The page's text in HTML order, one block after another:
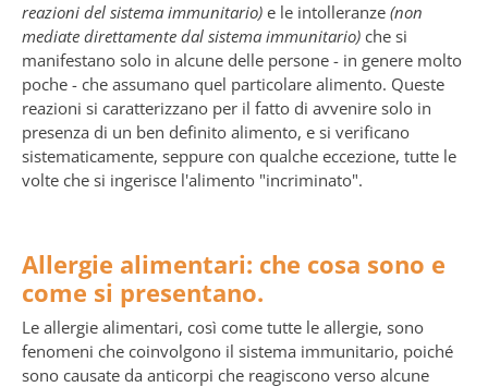
reazioni del sistema immunitario) e le intolleranze (non
mediate direttamente dal sistema immunitario) che si
manifestano solo in alcune delle persone - in genere molto
poche - che assumano quel particolare alimento. Queste
reazioni si caratterizzano per il fatto di avvenire solo in
presenza di un ben definito alimento, e si verificano
sistematicamente, seppure con qualche eccezione, tutte le
volte che si ingerisce l'alimento "incriminato".
Allergie alimentari: che cosa sono e
come si presentano.
Le allergie alimentari, così come tutte le allergie, sono
fenomeni che coinvolgono il sistema immunitario, poiché
sono causate da anticorpi che reagiscono verso alcune